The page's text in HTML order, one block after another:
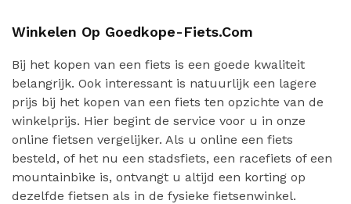
Winkelen Op Goedkope-Fiets.com
Bij het kopen van een fiets is een goede kwaliteit
belangrijk. Ook interessant is natuurlijk een lagere
prijs bij het kopen van een fiets ten opzichte van de
winkelprijs. Hier begint de service voor u in onze
online fietsen vergelijker. Als u online een fiets
besteld, of het nu een stadsfiets, een racefiets of een
mountainbike is, ontvangt u altijd een korting op
dezelfde fietsen als in de fysieke fietsenwinkel.